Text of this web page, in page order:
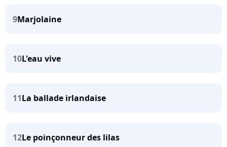
9Marjolaine
10L'eau vive
11La ballade irlandaise
12Le poinçonneur des lilas